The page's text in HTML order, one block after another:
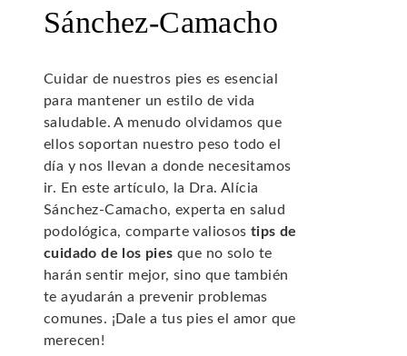
Sánchez-Camacho
Cuidar de nuestros pies es esencial
para mantener un estilo de vida
saludable. A menudo olvidamos que
ellos soportan nuestro peso todo el
día y nos llevan a donde necesitamos
ir. En este artículo, la Dra. Alícia
Sánchez-Camacho, experta en salud
podológica, comparte valiosos tips de
cuidado de los pies que no solo te
harán sentir mejor, sino que también
te ayudarán a prevenir problemas
comunes. ¡Dale a tus pies el amor que
merecen!